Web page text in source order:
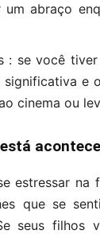
abraço
: se você
e
cinema ou
estressar na
que se
seus filhos